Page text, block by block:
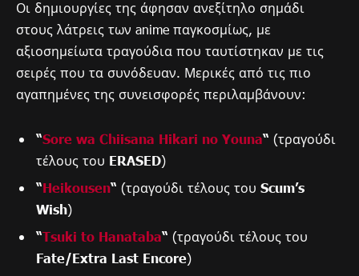
Οι δημιουργίες της άφησαν ανεξίτηλο σημάδι
στους λάτρεις των anime παγκοσμίως, με
αξιοσημείωτα τραγούδια που ταυτίστηκαν με τις
σειρές που τα συνόδευαν. Μερικές από τις πιο
αγαπημένες της συνεισφορές περιλαμβάνουν:
“Sore wa Chiisana Hikari no Youna“ (τραγούδι
τέλους του ERASED)
“Heikousen“ (τραγούδι τέλους του Scum’s
Wish)
“Tsuki to Hanataba“ (τραγούδι τέλους του
Fate/Extra Last Encore)